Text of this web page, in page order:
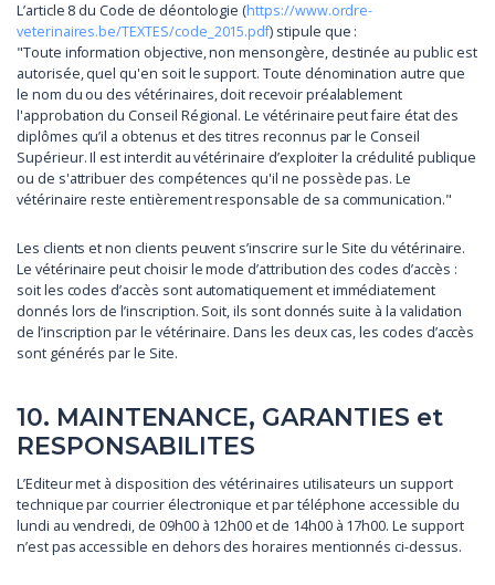
L’article 8 du Code de déontologie (https://www.ordre-
veterinaires.be/TEXTES/code_2015.pdf) stipule que :
"Toute information objective, non mensongère, destinée au public est
autorisée, quel qu'en soit le support. Toute dénomination autre que
le nom du ou des vétérinaires, doit recevoir préalablement
l'approbation du Conseil Régional. Le vétérinaire peut faire état des
diplômes qu’il a obtenus et des titres reconnus par le Conseil
Supérieur. Il est interdit au vétérinaire d’exploiter la crédulité publique
ou de s'attribuer des compétences qu'il ne possède pas. Le
vétérinaire reste entièrement responsable de sa communication."
Les clients et non clients peuvent s’inscrire sur le Site du vétérinaire.
Le vétérinaire peut choisir le mode d’attribution des codes d’accès :
soit les codes d’accès sont automatiquement et immédiatement
donnés lors de l’inscription. Soit, ils sont donnés suite à la validation
de l’inscription par le vétérinaire. Dans les deux cas, les codes d’accès
sont générés par le Site.
10. MAINTENANCE, GARANTIES et
RESPONSABILITES
L’Editeur met à disposition des vétérinaires utilisateurs un support
technique par courrier électronique et par téléphone accessible du
lundi au vendredi, de 09h00 à 12h00 et de 14h00 à 17h00. Le support
n’est pas accessible en dehors des horaires mentionnés ci-dessus.